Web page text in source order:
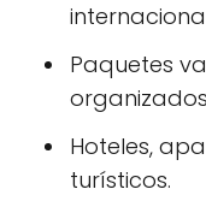
Paquetes
Hoteles,
turísticos.